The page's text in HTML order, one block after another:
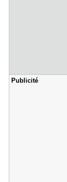
Publicité